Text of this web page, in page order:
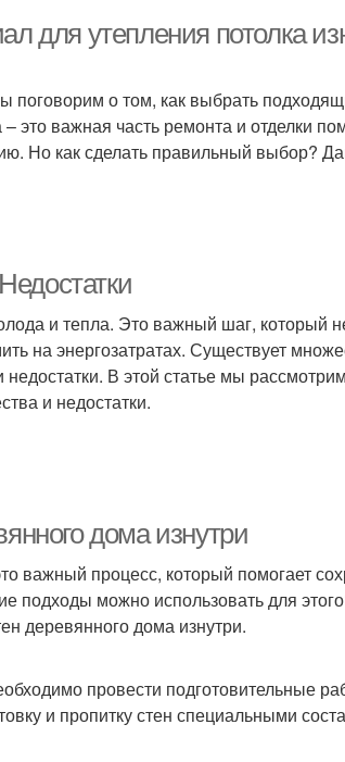
для утепления потолка
поговорим о том, как выбрать
это важная часть ремонта и отделки
Но как сделать правильный выбор?
и тепла. Это важный шаг, который
на энергозатратах. Существует
В этой статье мы
и недостатки.
дома изнутри
важный процесс, который помогает
подходы можно использовать для
деревянного дома изнутри.
провести подготовительные
и пропитку стен специальными